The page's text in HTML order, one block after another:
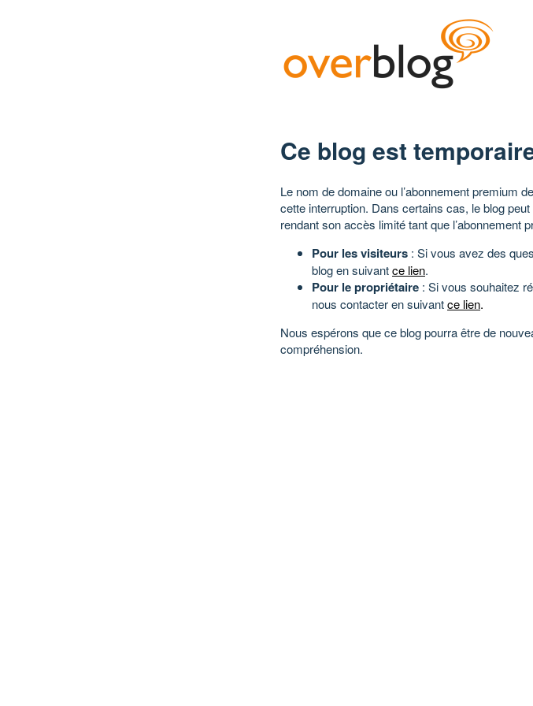
Ce blog est
Le nom de domaine ou l’abonnement premium
cette interruption. Dans certains cas, le blog
rendant son accès limité tant que l’abonnement
Pour les visiteurs : Si vous avez des
blog en suivantce lien.
Pour le propriétaire : Si vous souhaitez
nous contacter en suivantce lien.
Nous espérons que ce blog pourra être de
compréhension.